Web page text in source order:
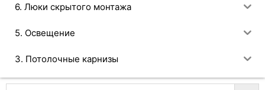
6. Люки скрытого монтажа
5. Освещение
3. Потолочные карнизы